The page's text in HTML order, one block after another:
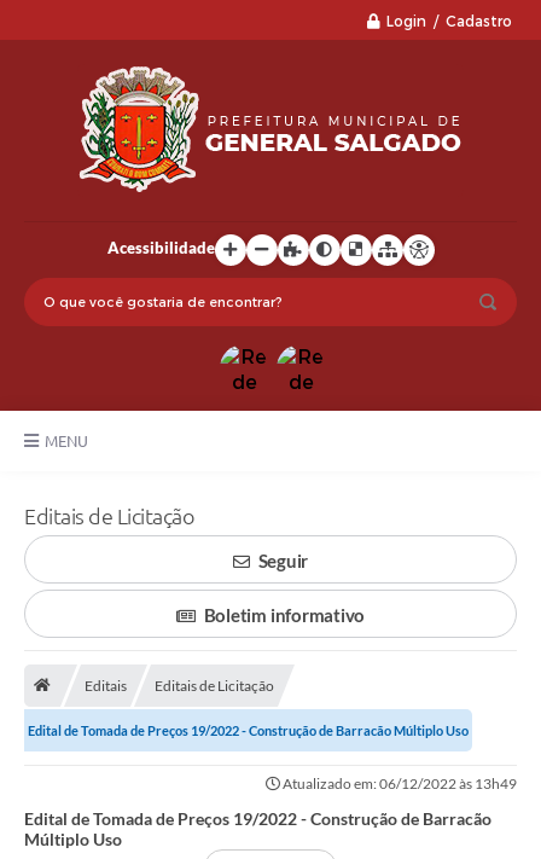
Login / Cadastro
Acessibilidade
MENU
Transparência
Principal
Notícias
Secretarias
Legislação
OUVIDORIA
Editais de Licitação
Seguir
Boletim informativo
Editais Editais de Licitação
Edital de Tomada de Preços 19/2022 - Construção de Barracão Múltiplo Uso
Atualizado em: 06/12/2022 às 13h49
Edital de Tomada de Preços 19/2022 - Construção de Barracão
Múltiplo Uso